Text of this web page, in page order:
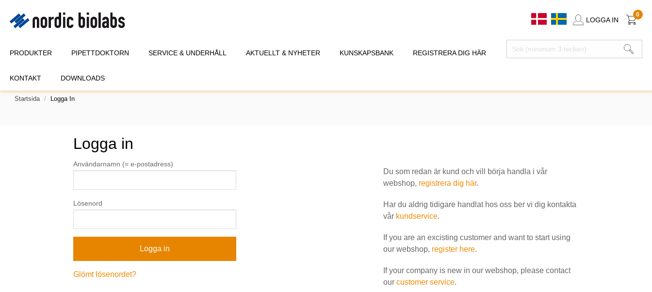
LOGGA IN
0
PRODUKTER PIPETTDOKTORN SERVICE & UNDERHÅLL AKTUELLT & NYHETER KUNSKAPSBANK REGISTRERA DIG HÄR
KONTAKT DOWNLOADS
Startsida Logga In
Logga in
Användarnamn (= e-postadress)
Lösenord
Glömt lösenordet?
Du som redan är kund och vill börja handla i vår
webshop, registrera dig här.
Har du aldrig tidigare handlat hos oss ber vi dig kontakta
vår kundservice.
If you are an excisting customer and want to start using
our webshop, register here.
If your company is new in our webshop, please contact
our customer service.